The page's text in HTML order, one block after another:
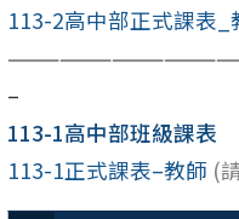
113-2高中部正式課表_
–
113-1高中部班級課表
113-1正式課表–教師 (